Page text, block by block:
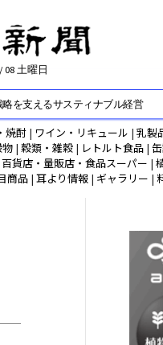
08 土曜日
略を支えるサスティナブル経営
焼酎 | ワイン・リキュール | 乳製
| 穀類・雑穀 | レトルト食品 |
百貨店・量販店・食品スーパー |
商品 | 耳より情報 | ギャラリー |